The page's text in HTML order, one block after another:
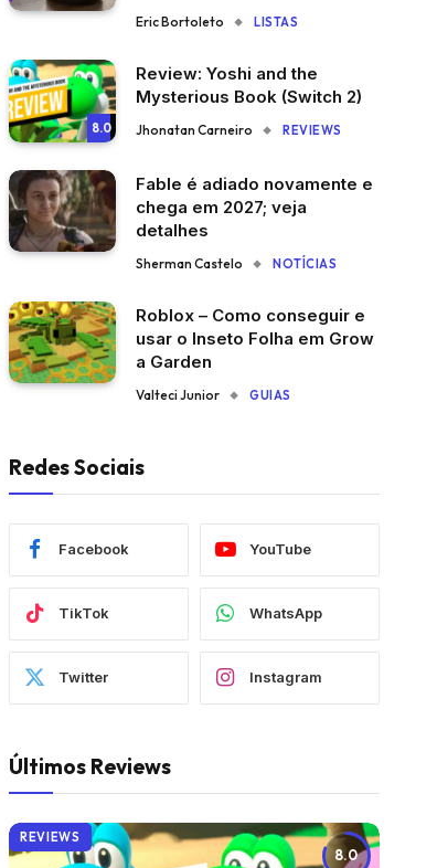
Eric Bortoleto LISTAS
8.0
Review: Yoshi and the
Mysterious Book (Switch 2)
Jhonatan Carneiro REVIEWS
Fable é adiado novamente e
chega em 2027; veja
detalhes
Sherman Castelo NOTÍCIAS
Roblox – Como conseguir e
usar o Inseto Folha em Grow
a Garden
Valteci Junior GUIAS
Redes Sociais
Facebook YouTube
TikTok WhatsApp
Twitter Instagram
Últimos Reviews
8.0
REVIEWS